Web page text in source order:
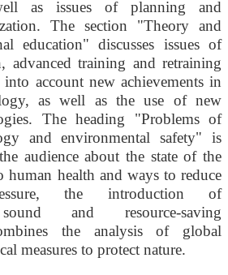
as issues of planning and
The section "Theory and
education" discusses issues of
advanced training and retraining
account new achievements in
as well as the use of new
The heading "Problems of
and environmental safety" is
audience about the state of the
human health and ways to reduce
the introduction of
and resource-saving
the analysis of global
measures to protect nature.